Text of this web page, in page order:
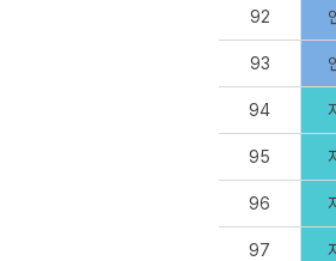
92
93
94
95
96
97